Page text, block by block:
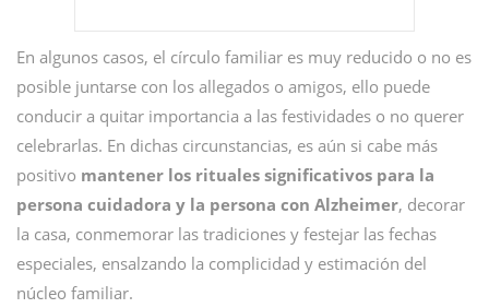
En algunos casos, el círculo familiar es muy reducido o no es
posible juntarse con los allegados o amigos, ello puede
conducir a quitar importancia a las festividades o no querer
celebrarlas. En dichas circunstancias, es aún si cabe más
positivo mantener los rituales significativos para la
persona cuidadora y la persona con Alzheimer, decorar
la casa, conmemorar las tradiciones y festejar las fechas
especiales, ensalzando la complicidad y estimación del
núcleo familiar.